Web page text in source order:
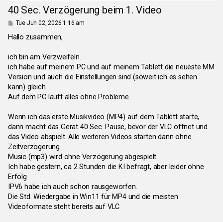
40 Sec. Verzögerung beim 1. Video
P
s
Tue Jun 02, 2026 1:16 am
Hallo zusammen,
ich bin am Verzweifeln.
ich habe auf meinem PC und auf meinem Tablett die neueste MM
Version und auch die Einstellungen sind (soweit ich es sehen
kann) gleich.
Auf dem PC läuft alles ohne Probleme.
Wenn ich das erste Musikvideo (MP4) auf dem Tablett starte,
dann macht das Gerät 40 Sec. Pause, bevor der VLC öffnet und
das Video abspielt. Alle weiteren Videos starten dann ohne
Zeitverzögerung
Music (mp3) wird ohne Verzögerung abgespielt.
Ich habe gestern, ca 2 Stunden die KI befragt, aber leider ohne
Erfolg
IPV6 habe ich auch schon rausgeworfen.
Die Std. Wiedergabe in Win11 für MP4 und die meisten
Videoformate steht bereits auf VLC